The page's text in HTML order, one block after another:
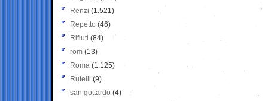
Renzi (1.521)
Repetto (46)
Rifiuti (84)
rom (13)
Roma (1.125)
Rutelli (9)
san gottardo (4)